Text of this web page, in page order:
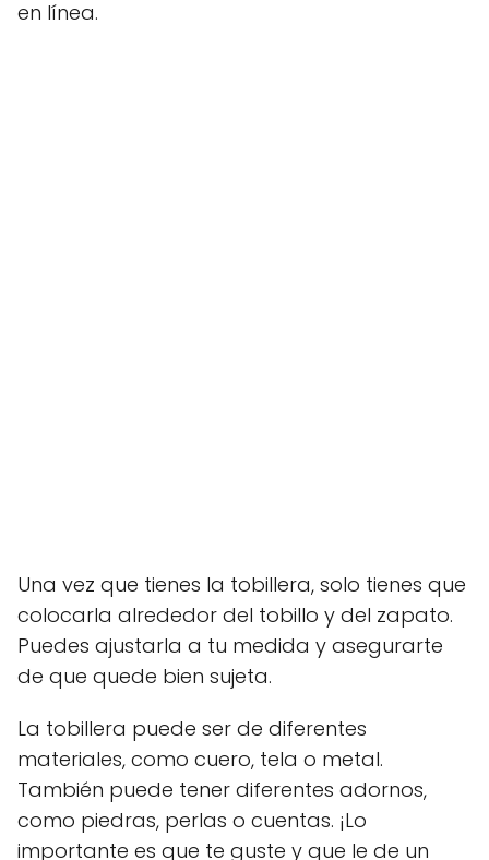
en línea.
Una vez que tienes la tobillera, solo tienes que
colocarla alrededor del tobillo y del zapato.
Puedes ajustarla a tu medida y asegurarte
de que quede bien sujeta.
La tobillera puede ser de diferentes
materiales, como cuero, tela o metal.
También puede tener diferentes adornos,
como piedras, perlas o cuentas. ¡Lo
importante es que te guste y que le de un